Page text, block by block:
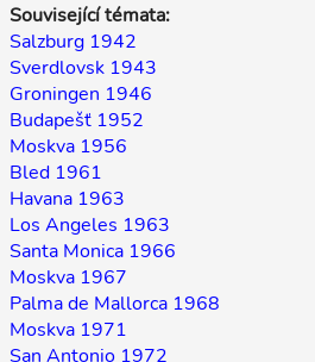
Související témata:
Salzburg 1942
Sverdlovsk 1943
Groningen 1946
Budapešť 1952
Moskva 1956
Bled 1961
Havana 1963
Los Angeles 1963
Santa Monica 1966
Moskva 1967
Palma de Mallorca 1968
Moskva 1971
San Antonio 1972